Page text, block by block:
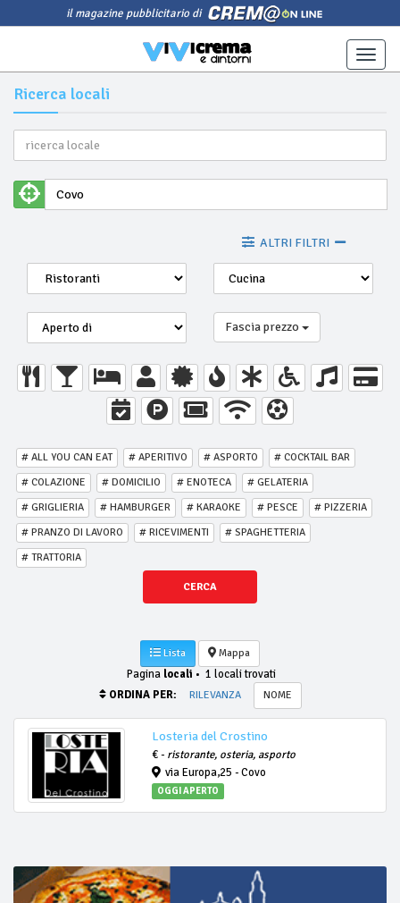
il magazine pubblicitario di
Toggle
Ricerca locali
ALTRI FILTRI
Fascia prezzo
# ALL YOU CAN EAT # APERITIVO # ASPORTO
# COCKTAIL BAR
# COLAZIONE
# DOMICILIO # ENOTECA
# GELATERIA
# GRIGLIERIA
# HAMBURGER # KARAOKE # PESCE
# PIZZERIA
# PRANZO DI LAVORO
# RICEVIMENTI
# SPAGHETTERIA
# TRATTORIA
CERCA
Lista Mappa
Pagina locali • 1 locali trovati
ORDINA PER:
RILEVANZA NOME
Losteria del Crostino
€ - ristorante, osteria, asporto
via Europa,25 - Covo
OGGI APERTO